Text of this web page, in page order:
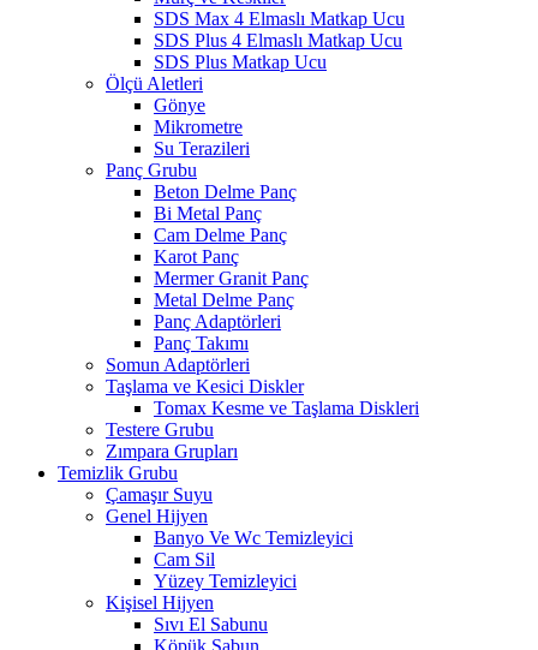
SDS Max 4 Elmaslı Matkap Ucu
SDS Plus 4 Elmaslı Matkap Ucu
SDS Plus Matkap Ucu
Ölçü Aletleri
Gönye
Mikrometre
Su Terazileri
Panç Grubu
Beton Delme Panç
Bi Metal Panç
Cam Delme Panç
Karot Panç
Mermer Granit Panç
Metal Delme Panç
Panç Adaptörleri
Panç Takımı
Somun Adaptörleri
Taşlama ve Kesici Diskler
Tomax Kesme ve Taşlama Diskleri
Testere Grubu
Zımpara Grupları
Temizlik Grubu
Çamaşır Suyu
Genel Hijyen
Banyo Ve Wc Temizleyici
Cam Sil
Yüzey Temizleyici
Kişisel Hijyen
Sıvı El Sabunu
Köpük Sabun